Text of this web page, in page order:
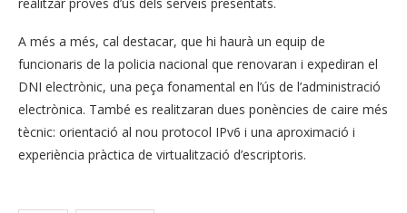
A més a més, cal destacar, que hi haurà un equip de
funcionaris de la policia nacional que renovaran i expediran el
DNI electrònic, una peça fonamental en l’ús de l’administració
electrònica. També es realitzaran dues ponències de caire més
tècnic: orientació al nou protocol IPv6 i una aproximació i
experiència pràctica de virtualització d’escriptoris.